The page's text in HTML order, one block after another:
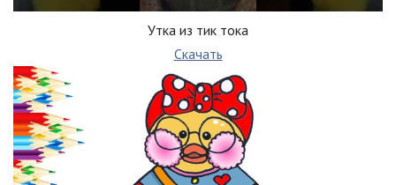
Утка из тик тока
Скачать